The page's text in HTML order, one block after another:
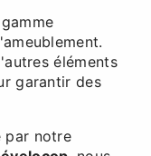
éléments
garantir des
par notre